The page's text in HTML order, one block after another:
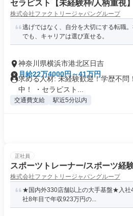
セラピスト【未経験枠/人柄重視】
株式会社ファクトリージャパングループ
逃げではなく、自分を大切にする転職
でも、キャリアは選び直せる。
神奈川県横浜市港北区日吉
月給22万4000円～41万円
求める人材: 未経験歓迎！学歴不問
中！ ・セラピスト...
交通費支給 駅近5分以内
正社員
スポーツトレーナー/スポーツ経
株式会社ファクトリージャパングループ
★国内外330店舗以上の大手基盤★入社
社8年目で年収923万円の...